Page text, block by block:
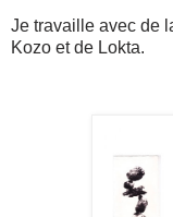
Je travaille avec de
Kozo et de Lokta.